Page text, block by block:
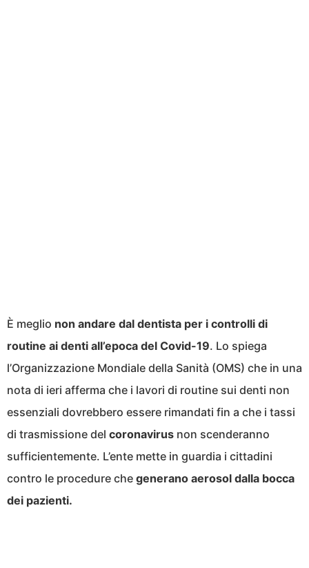
È meglio non andare dal dentista per i controlli di
routine ai denti all’epoca del Covid-19. Lo spiega
l’Organizzazione Mondiale della Sanità (OMS) che in una
nota di ieri afferma che i lavori di routine sui denti non
essenziali dovrebbero essere rimandati fin a che i tassi
di trasmissione del coronavirus non scenderanno
sufficientemente. L’ente mette in guardia i cittadini
contro le procedure che generano aerosol dalla bocca
dei pazienti.